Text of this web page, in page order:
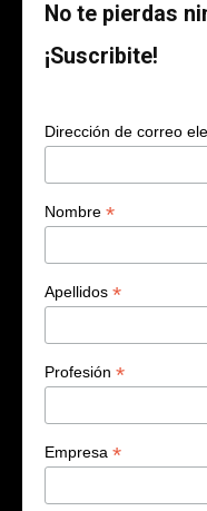
No te pierdas
¡Suscribite!
Dirección de correo
Nombre *
Apellidos *
Profesión *
Empresa *